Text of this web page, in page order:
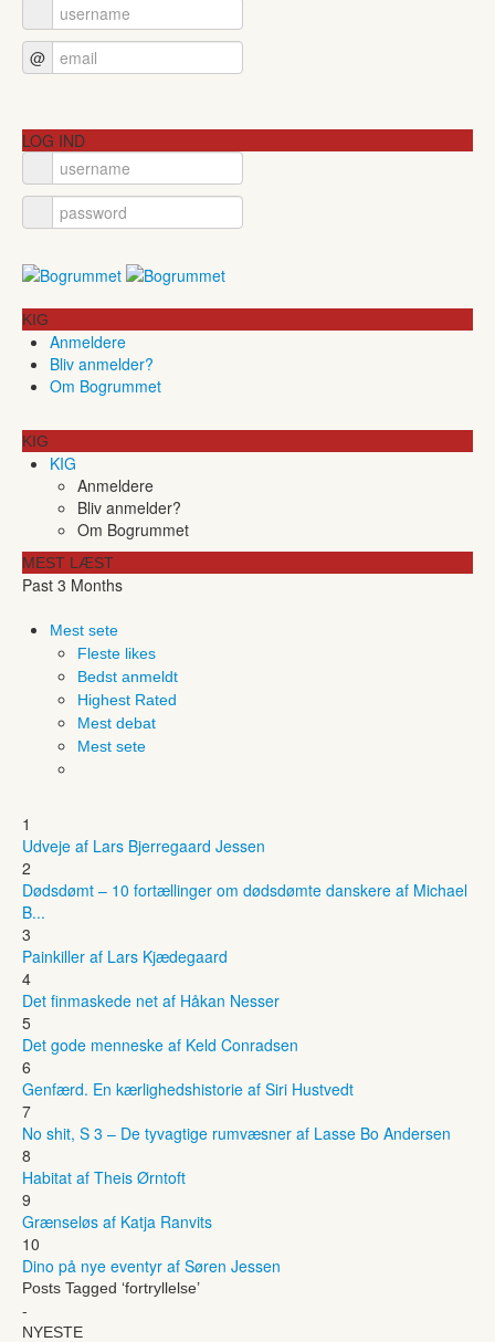
@
LOG IND
KIG
Anmeldere
Bliv anmelder?
Om Bogrummet
KIG
KIG
Anmeldere
Bliv anmelder?
Om Bogrummet
MEST LÆST
Past 3 Months
Mest sete
Fleste likes
Bedst anmeldt
Highest Rated
Mest debat
Mest sete
1
Udveje af Lars Bjerregaard Jessen
2
Dødsdømt – 10 fortællinger om dødsdømte danskere af Michael
B...
3
Painkiller af Lars Kjædegaard
4
Det finmaskede net af Håkan Nesser
5
Det gode menneske af Keld Conradsen
6
Genfærd. En kærlighedshistorie af Siri Hustvedt
7
No shit, S 3 – De tyvagtige rumvæsner af Lasse Bo Andersen
8
Habitat af Theis Ørntoft
9
Grænseløs af Katja Ranvits
10
Dino på nye eventyr af Søren Jessen
Posts Tagged ‘fortryllelse’
-
NYESTE